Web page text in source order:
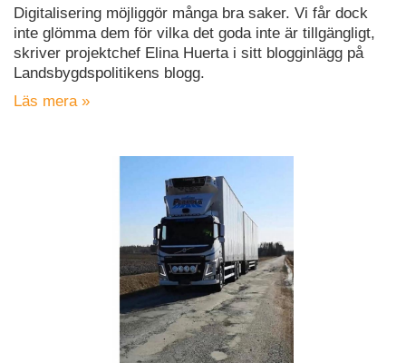
Digitalisering möjliggör många bra saker. Vi får dock
inte glömma dem för vilka det goda inte är tillgängligt,
skriver projektchef Elina Huerta i sitt blogginlägg på
Landsbygdspolitikens blogg.
Läs mera »